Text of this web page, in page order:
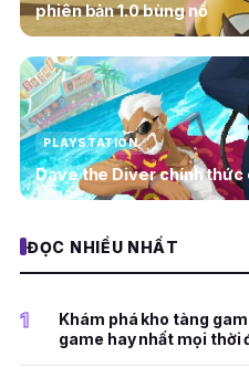
phiên bản 1.0 bùng nổ
PLAYSTATION
Dave the Diver chính thức
ĐỌC NHIỀU NHẤT
1
Khám phá kho tàng
game hay nhất mọi thời